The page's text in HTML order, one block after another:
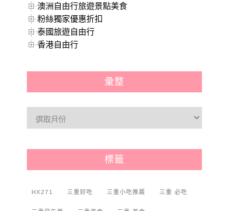
澳洲自由行旅遊景點美食
粉絲獨家優惠折扣
泰國旅遊自由行
香港自由行
彙整
標籤
HX271 三重好吃 三重小吃推薦 三重 必吃